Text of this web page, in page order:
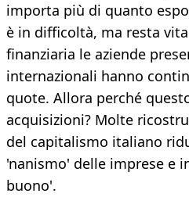
importa più di quanto
è in difficoltà, ma resta
finanziaria le aziende
internazionali hanno
quote. Allora perché
acquisizioni? Molte
del capitalismo italiano
'nanismo' delle imprese e
buono'.